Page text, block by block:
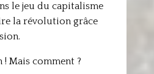
le jeu du capitalisme
la révolution grâce
! Mais comment ?